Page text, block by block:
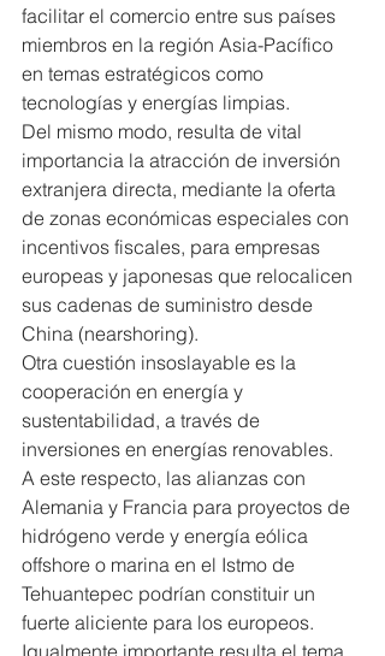
facilitar el comercio entre sus países
miembros en la región Asia-Pacífico
en temas estratégicos como
tecnologías y energías limpias.
Del mismo modo, resulta de vital
importancia la atracción de inversión
extranjera directa, mediante la oferta
de zonas económicas especiales con
incentivos fiscales, para empresas
europeas y japonesas que relocalicen
sus cadenas de suministro desde
China (nearshoring).
Otra cuestión insoslayable es la
cooperación en energía y
sustentabilidad, a través de
inversiones en energías renovables.
A este respecto, las alianzas con
Alemania y Francia para proyectos de
hidrógeno verde y energía eólica
offshore o marina en el Istmo de
Tehuantepec podrían constituir un
fuerte aliciente para los europeos.
Igualmente importante resulta el tema